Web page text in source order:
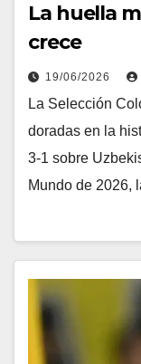
La huella
crece
19/06/2026
La Selección
doradas en la
3-1 sobre
Mundo de 2026,